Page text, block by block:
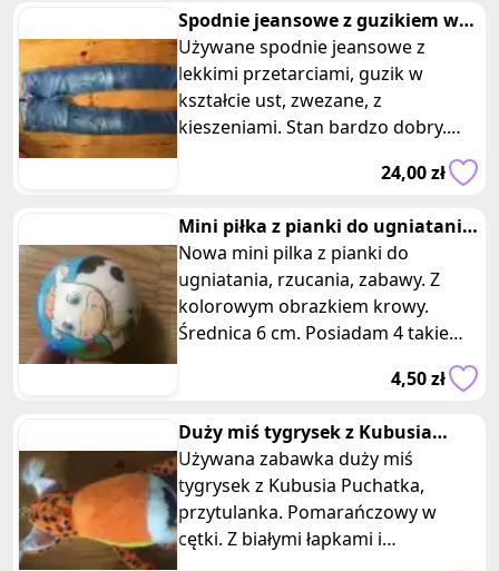
Spodnie jeansowe z guzikiem w
kształcie ust zara kids
Używane spodnie jeansowe z
lekkimi przetarciami, guzik w
kształcie ust, zwezane, z
kieszeniami. Stan bardzo dobry.
Firma zara kids, rozmiar 11-12 lat,
24,00 zł
Mini piłka z pianki do ugniatania
rzucania zabawy krowa
Nowa mini pilka z pianki do
ugniatania, rzucania, zabawy. Z
kolorowym obrazkiem krowy.
Średnica 6 cm. Posiadam 4 takie
same sztuki, oferta dotyczy jednej z
4,50 zł
Duży miś tygrysek z Kubusia
Puchatka pomarańczowy w cętki
Używana zabawka duży miś
tygrysek z Kubusia Puchatka,
przytulanka. Pomarańczowy w
cętki. Z białymi łapkami i